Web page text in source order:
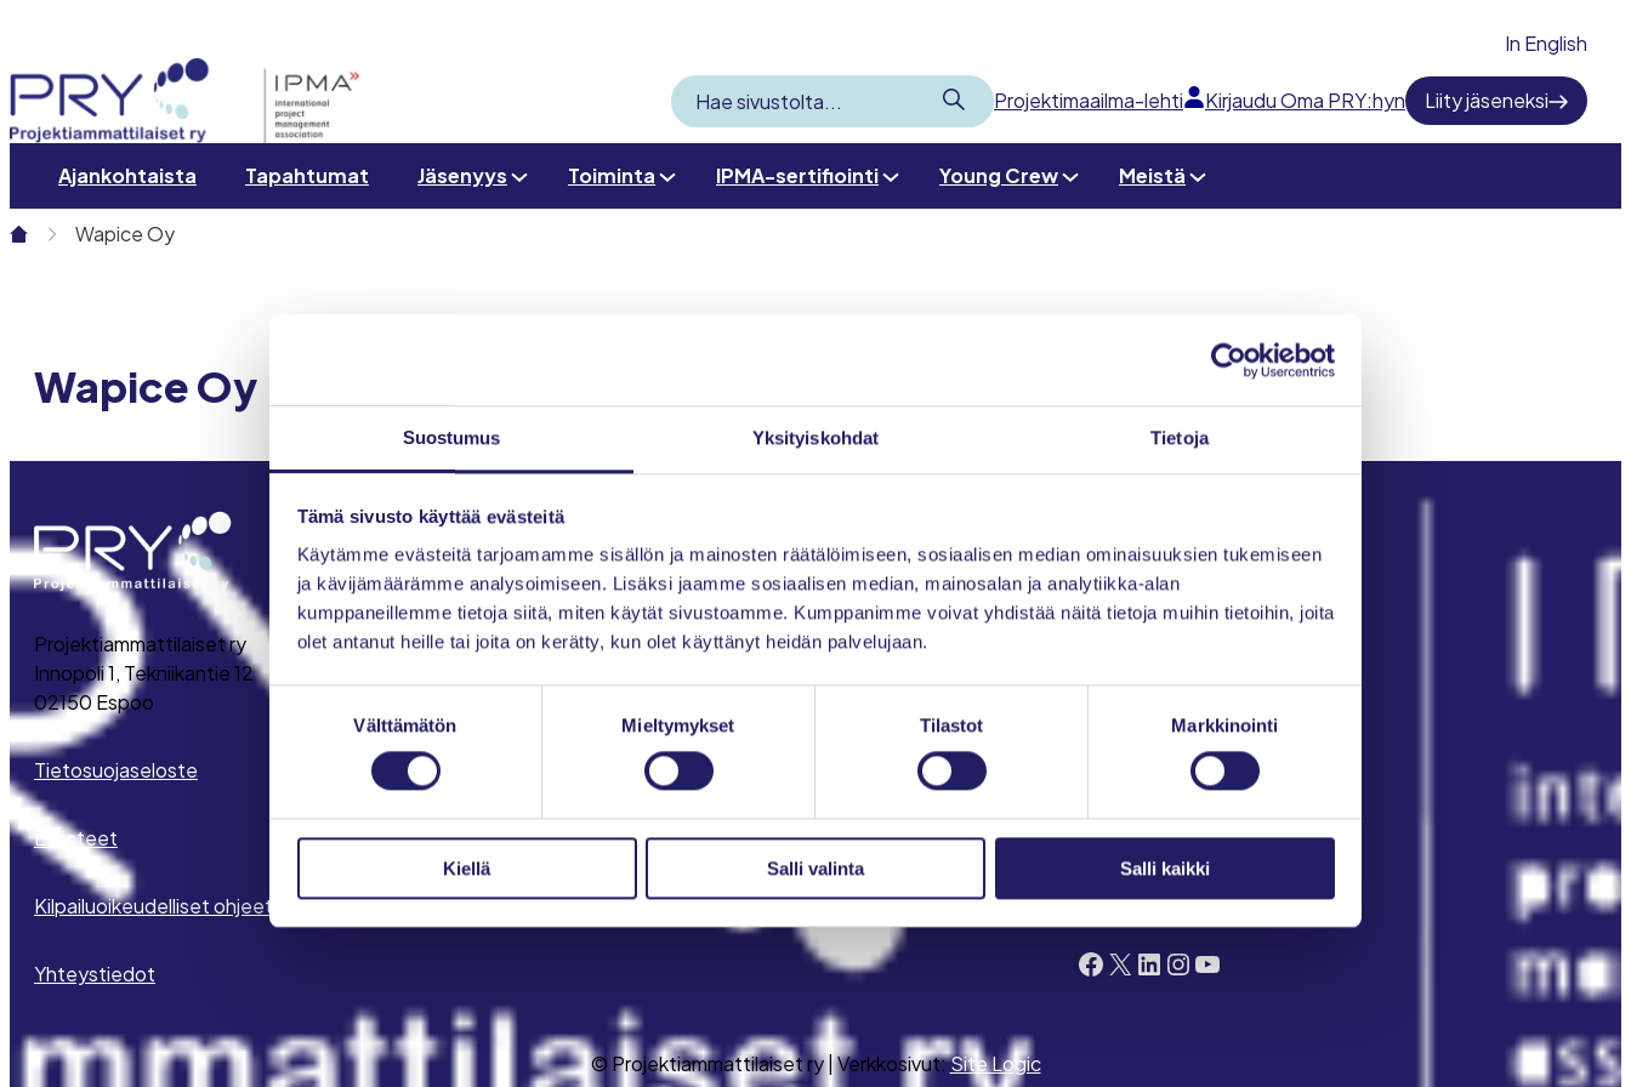
Suostumus Yksityiskohdat Tietoja
Tämä sivusto käyttää evästeitä
Käytämme evästeitä tarjoamamme sisällön ja mainosten räätälöimiseen, sosiaalisen median ominaisuuksien tukemiseen
ja kävijämäärämme analysoimiseen. Lisäksi jaamme sosiaalisen median, mainosalan ja analytiikka-alan
kumppaneillemme tietoja siitä, miten käytät sivustoamme. Kumppanimme voivat yhdistää näitä tietoja muihin tietoihin, joita
olet antanut heille tai joita on kerätty, kun olet käyttänyt heidän palvelujaan.
Suostumuksen
Välttämätön Mieltymykset Tilastot Markkinointi
Kiellä Salli valinta Salli kaikki
In English
Hae
sivustolta
LähetäProjektimaailma-lehti Kirjaudu Oma PRY:hyn Liity jäseneksi
Ajankohtaista Tapahtumat Jäsenyys Toiminta IPMA-sertifiointi Young Crew Meistä
Wapice Oy
Wapice Oy
Projektiammattilaiset ry
Innopoli 1, Tekniikantie 12
02150 Espoo
Tietosuojaseloste
Evästeet
Kilpailuoikeudelliset ohjeet
Yhteystiedot
Ajankohtaista
Tapahtumat
Jäsenyys
Toiminta
IPMA-sertifiointi
Young Crew
Kirjaudu Oma PRY:hyn
Liity jäseneksi
Seuraa meitä somessa
Facebook X LinkedIn InstagramYouTube
© Projektiammattilaiset ry | Verkkosivut:Site Logic